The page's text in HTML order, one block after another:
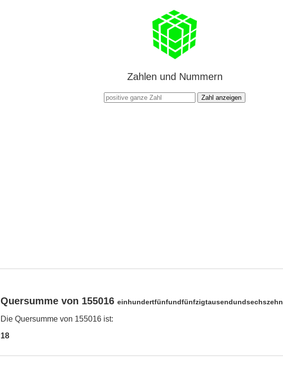
Zahlen und Nummern
Zahl anzeigen
Quersumme von 155016 einhundertfünfundfünfzigtausendundsechszehn
Die Quersumme von 155016 ist:
18